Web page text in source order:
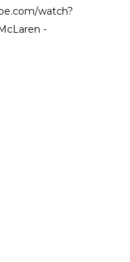
watch?
-